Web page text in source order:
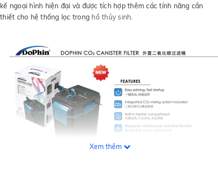
kế ngoại hình hiện đại và được tích hợp thêm các tính năng cần
thiết cho hệ thống lọc trong hồ thủy sinh.
Xem thêm